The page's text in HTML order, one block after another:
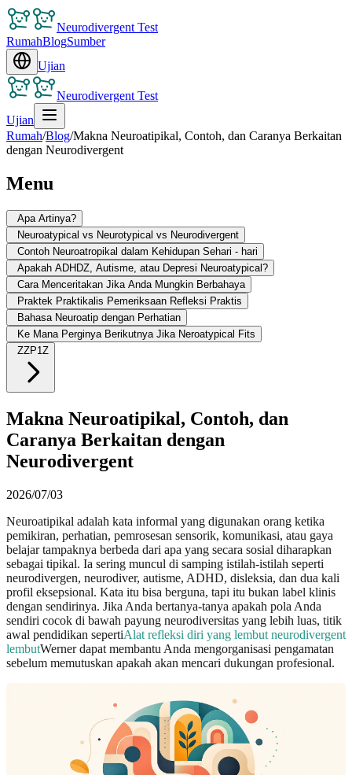
Neurodivergent Test
RumahBlogSumber
Ujian
Neurodivergent Test
Ujian
Rumah/Blog/Makna Neuroatipikal, Contoh, dan Caranya Berkaitan
dengan Neurodivergent
Menu
Apa Artinya?
Neuroatypical vs Neurotypical vs Neurodivergent
Contoh Neuroatropikal dalam Kehidupan Sehari - hari
Apakah ADHDZ, Autisme, atau Depresi Neuroatypical?
Cara Menceritakan Jika Anda Mungkin Berbahaya
Praktek Praktikalis Pemeriksaan Refleksi Praktis
Bahasa Neuroatip dengan Perhatian
Ke Mana Perginya Berikutnya Jika Neroatypical Fits
ZZP1Z
Makna Neuroatipikal, Contoh, dan
Caranya Berkaitan dengan
Neurodivergent
2026/07/03
Neuroatipikal adalah kata informal yang digunakan orang ketika
pemikiran, perhatian, pemrosesan sensorik, komunikasi, atau gaya
belajar tampaknya berbeda dari apa yang secara sosial diharapkan
sebagai tipikal. Ia sering muncul di samping istilah-istilah seperti
neurodivergen, neurodiver, autisme, ADHD, disleksia, dan dua kali
profil eksepsional. Kata itu bisa berguna, tapi itu bukan label klinis
dengan sendirinya. Jika Anda bertanya-tanya apakah pola Anda
sendiri cocok di bawah payung neurodiversitas yang lebih luas, titik
awal pendidikan sepertiAlat refleksi diri yang lembut neurodivergent
lembutWerner dapat membantu Anda mengorganisasi pengamatan
sebelum memutuskan apakah akan mencari dukungan profesional.